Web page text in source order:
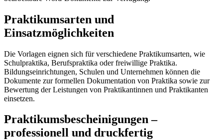
Praktikumsarten und
Einsatzmöglichkeiten
Die Vorlagen eignen sich für verschiedene Praktikumsarten, wie
Schulpraktika, Berufspraktika oder freiwillige Praktika.
Bildungseinrichtungen, Schulen und Unternehmen können die
Dokumente zur formellen Dokumentation von Praktika sowie zur
Bewertung der Leistungen von Praktikantinnen und Praktikanten
einsetzen.
Praktikumsbescheinigungen –
professionell und druckfertig